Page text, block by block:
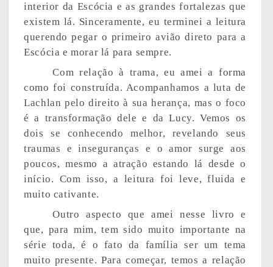
interior da Escócia e as grandes fortalezas que
existem lá. Sinceramente, eu terminei a leitura
querendo pegar o primeiro avião direto para a
Escócia e morar lá para sempre.
Com relação à trama, eu amei a forma
como foi construída. Acompanhamos a luta de
Lachlan pelo direito à sua herança, mas o foco
é a transformação dele e da Lucy. Vemos os
dois se conhecendo melhor, revelando seus
traumas e inseguranças e o amor surge aos
poucos, mesmo a atração estando lá desde o
início. Com isso, a leitura foi leve, fluida e
muito cativante.
Outro aspecto que amei nesse livro e
que, para mim, tem sido muito importante na
série toda, é o fato da família ser um tema
muito presente. Para começar, temos a relação